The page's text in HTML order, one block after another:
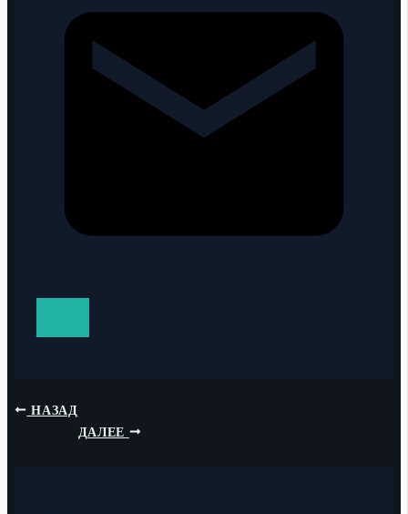
НАЗАД
ДАЛЕЕ